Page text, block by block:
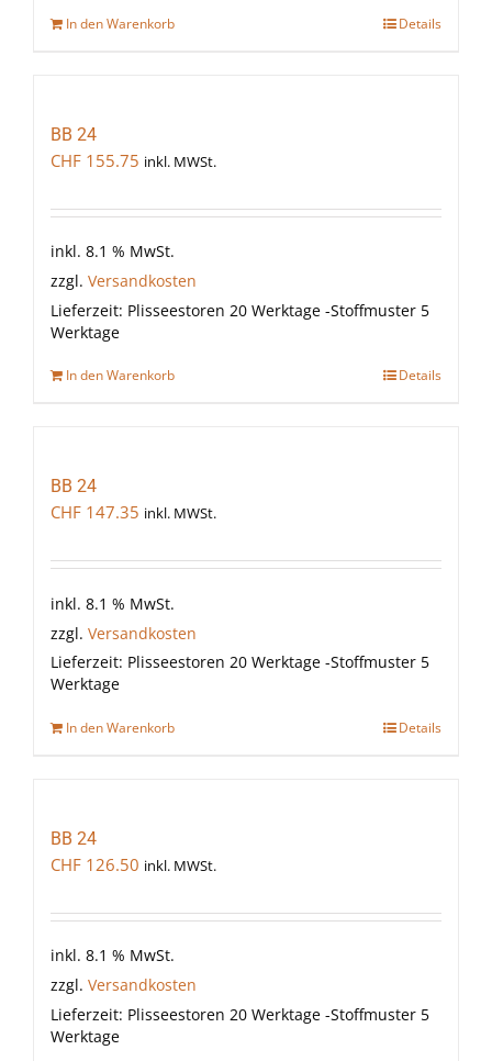
In den Warenkorb Details
BB 24
CHF 155.75 inkl. MWSt.
inkl. 8.1 % MwSt.
zzgl. Versandkosten
Lieferzeit: Plisseestoren 20 Werktage -Stoffmuster 5
Werktage
In den Warenkorb Details
BB 24
CHF 147.35 inkl. MWSt.
inkl. 8.1 % MwSt.
zzgl. Versandkosten
Lieferzeit: Plisseestoren 20 Werktage -Stoffmuster 5
Werktage
In den Warenkorb Details
BB 24
CHF 126.50 inkl. MWSt.
inkl. 8.1 % MwSt.
zzgl. Versandkosten
Lieferzeit: Plisseestoren 20 Werktage -Stoffmuster 5
Werktage